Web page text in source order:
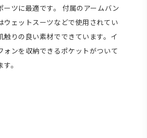
ーツに最適です。 付属のアームバン
ウェットスーツなどで使用されてい
触りの良い素材でできています。イ
ォンを収納できるポケットがついて
。